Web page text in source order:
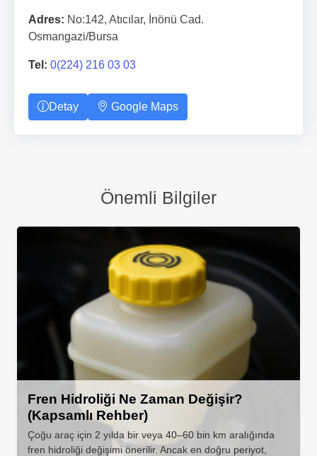
Adres: No:142, Atıcılar, İnönü Cad.
Osmangazi/Bursa
Tel: 0(224) 216 03 03
Detay Google Maps
Önemli Bilgiler
Fren Hidroliği Ne Zaman Değişir?
(Kapsamlı Rehber)
Çoğu araç için 2 yılda bir veya 40–60 bin km aralığında
fren hidroliği değişimi önerilir. Ancak en doğru periyot,